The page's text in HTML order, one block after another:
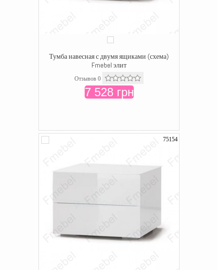
Тумба навесная с двумя ящиками (схема)
Fmebel элит
Отзывов 0
7 528 грн
75154